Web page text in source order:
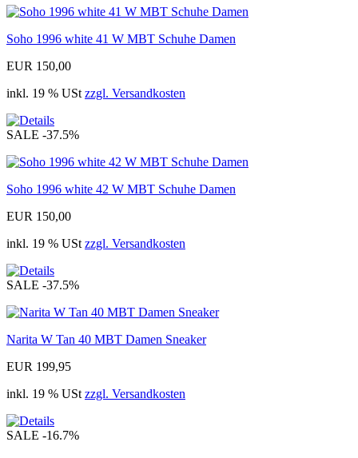
Soho 1996 white 41 W MBT Schuhe Damen
EUR 150,00
inkl. 19 % USt zzgl. Versandkosten
SALE -37.5%
Soho 1996 white 42 W MBT Schuhe Damen
EUR 150,00
inkl. 19 % USt zzgl. Versandkosten
SALE -37.5%
Narita W Tan 40 MBT Damen Sneaker
EUR 199,95
inkl. 19 % USt zzgl. Versandkosten
SALE -16.7%